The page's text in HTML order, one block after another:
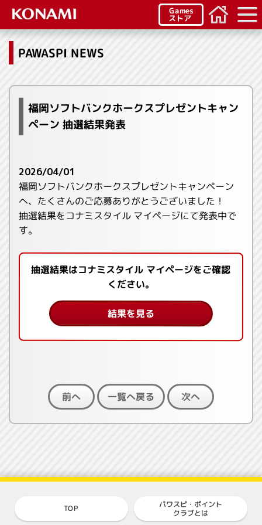
Games
ストア
PAWASPI NEWS
福岡ソフトバンクホークスプレゼントキャン
ペーン 抽選結果発表
2026/04/01
福岡ソフトバンクホークスプレゼントキャンペーン
へ、たくさんのご応募ありがとうございました！
抽選結果をコナミスタイル マイページにて発表中で
す。
抽選結果はコナミスタイル マイページをご確認
ください。
結果を見る
前へ 一覧へ戻る 次へ
TOP パワスピ・ポイント
クラブとは